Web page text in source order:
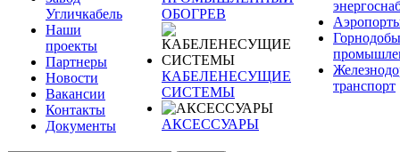
Угличкабель
Наши
проекты
Партнеры
Новости
Вакансии
Контакты
Документы
ОБОГРЕВ
КАБЕЛЕНЕСУЩИЕ
СИСТЕМЫ
АКСЕССУАРЫ
транспорт